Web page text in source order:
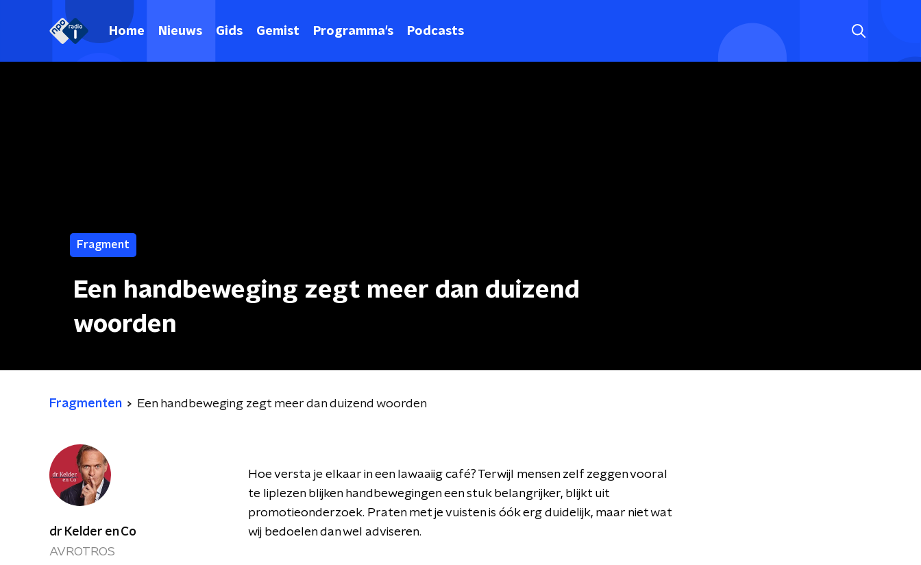
Home Nieuws Gids Gemist Programma's Podcasts
Fragment
Een handbeweging zegt meer dan duizend
woorden
Fragmenten Een handbeweging zegt meer dan duizend woorden
dr Kelder en Co
AVROTROS
Hoe versta je elkaar in een lawaaiig café? Terwijl mensen zelf zeggen vooral
te liplezen blijken handbewegingen een stuk belangrijker, blijkt uit
promotieonderzoek. Praten met je vuisten is óók erg duidelijk, maar niet wat
wij bedoelen dan wel adviseren.